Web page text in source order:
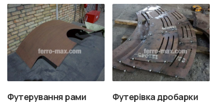
Футерування рами Футерівка дробарки